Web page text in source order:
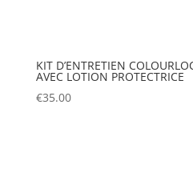
KIT D’ENTRETIEN
AVEC LOTION PROTECTRICE
€35.00